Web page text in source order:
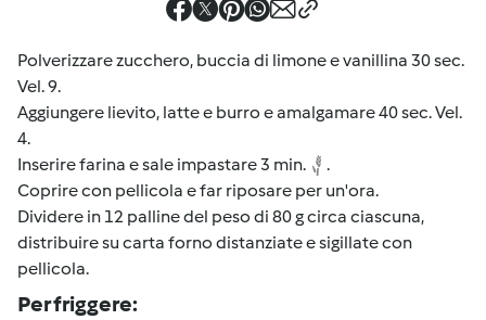
Polverizzare zucchero, buccia di limone e vanillina 30 sec.
Vel. 9.
Aggiungere lievito, latte e burro e amalgamare 40 sec. Vel.
4.
Inserire farina e sale impastare 3 min.
.
Coprire con pellicola e far riposare per un'ora.
Dividere in 12 palline del peso di 80 g circa ciascuna,
distribuire su carta forno distanziate e sigillate con
pellicola.
Per friggere: